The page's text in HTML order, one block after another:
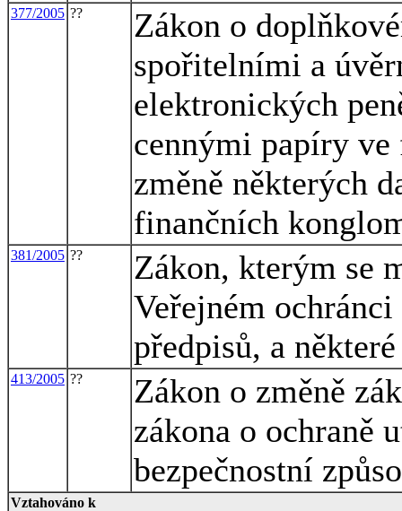
377/2005 ??
Zákon o
spořitelními a
elektronických
cennými papíry ve
změně některých
finančních
381/2005 ??
Zákon, kterým se
Veřejném
předpisů, a
413/2005 ??
Zákon o změně
zákona o ochraně
bezpečnostní
Vztahováno k